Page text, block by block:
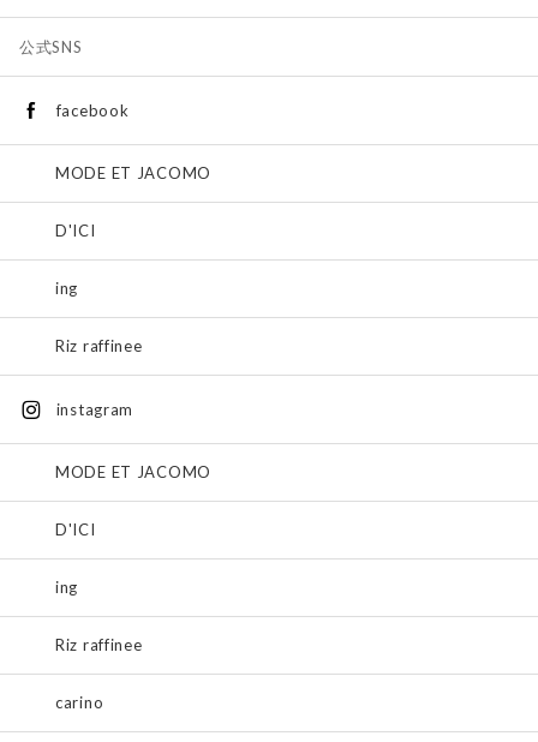
公式SNS
facebook
MODE ET JACOMO
D'ICI
ing
Riz raffinee
instagram
MODE ET JACOMO
D'ICI
ing
Riz raffinee
carino